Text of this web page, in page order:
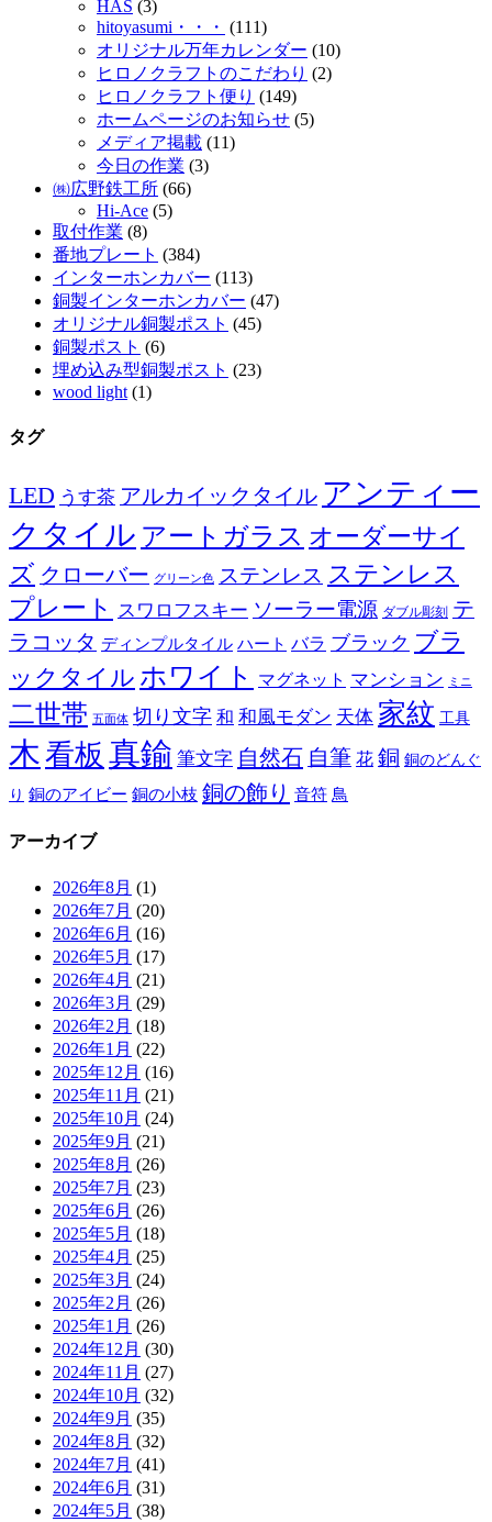
HAS (3)
hitoyasumi・・・ (111)
オリジナル万年カレンダー (10)
ヒロノクラフトのこだわり (2)
ヒロノクラフト便り (149)
ホームページのお知らせ (5)
メディア掲載 (11)
今日の作業 (3)
㈱広野鉄工所 (66)
Hi-Ace (5)
取付作業 (8)
番地プレート (384)
インターホンカバー (113)
銅製インターホンカバー (47)
オリジナル銅製ポスト (45)
銅製ポスト (6)
埋め込み型銅製ポスト (23)
wood light (1)
タグ
LED うす茶 アルカイックタイル アンティー
クタイル アートガラス オーダーサイ
ズ クローバー グリーン色 ステンレス ステンレス
プレート スワロフスキー ソーラー電源 ダブル彫刻 テ
ラコッタ ディンプルタイル ハート バラ ブラック ブラ
ックタイル ホワイト マグネット マンション ミニ
二世帯 五面体 切り文字 和 和風モダン 天体 家紋 工具
木看板 真鍮 筆文字 自然石 自筆 花 銅 銅のどんぐ
り 銅のアイビー 銅の小枝 銅の飾り 音符 鳥
アーカイブ
2026年8月 (1)
2026年7月 (20)
2026年6月 (16)
2026年5月 (17)
2026年4月 (21)
2026年3月 (29)
2026年2月 (18)
2026年1月 (22)
2025年12月 (16)
2025年11月 (21)
2025年10月 (24)
2025年9月 (21)
2025年8月 (26)
2025年7月 (23)
2025年6月 (26)
2025年5月 (18)
2025年4月 (25)
2025年3月 (24)
2025年2月 (26)
2025年1月 (26)
2024年12月 (30)
2024年11月 (27)
2024年10月 (32)
2024年9月 (35)
2024年8月 (32)
2024年7月 (41)
2024年6月 (31)
2024年5月 (38)